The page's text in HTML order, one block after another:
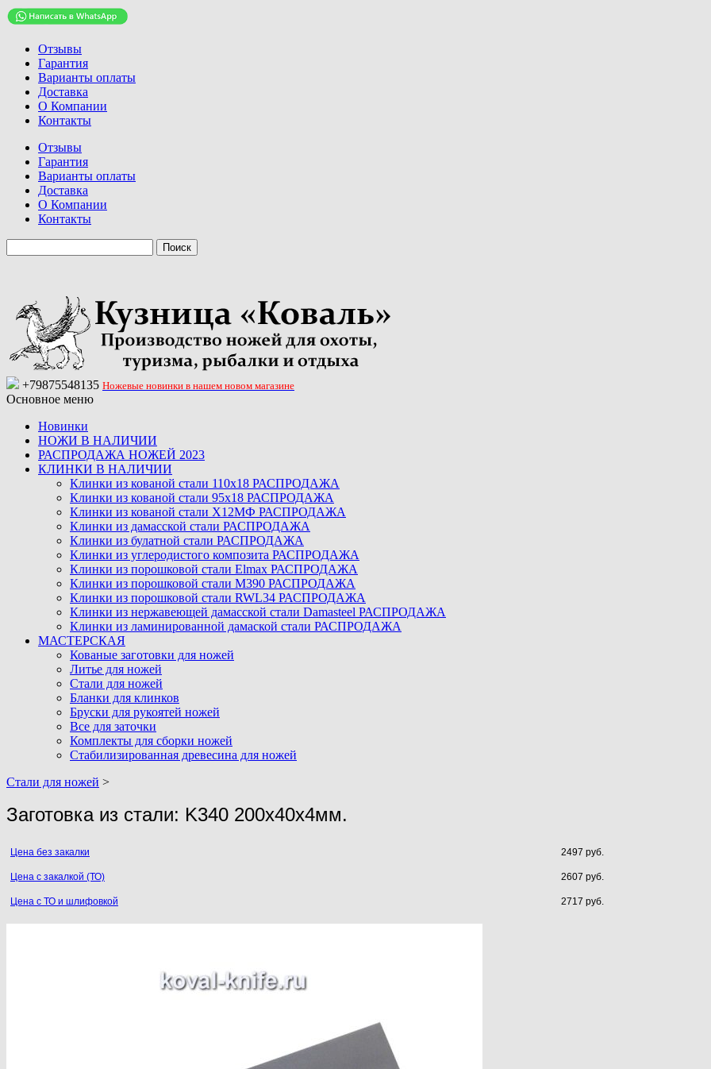
Отзывы
Гарантия
Варианты оплаты
Доставка
О Компании
Контакты
Отзывы
Гарантия
Варианты оплаты
Доставка
О Компании
Контакты
+79875548135 Ножевые новинки в нашем новом магазине
Основное меню
Новинки
НОЖИ В НАЛИЧИИ
РАСПРОДАЖА НОЖЕЙ 2023
КЛИНКИ В НАЛИЧИИ
Клинки из кованой стали 110х18 РАСПРОДАЖА
Клинки из кованой стали 95х18 РАСПРОДАЖА
Клинки из кованой стали Х12МФ РАСПРОДАЖА
Клинки из дамасской стали РАСПРОДАЖА
Клинки из булатной стали РАСПРОДАЖА
Клинки из углеродистого композита РАСПРОДАЖА
Клинки из порошковой стали Elmax РАСПРОДАЖА
Клинки из порошковой стали M390 РАСПРОДАЖА
Клинки из порошковой стали RWL34 РАСПРОДАЖА
Клинки из нержавеющей дамасской стали Damasteel РАСПРОДАЖА
Клинки из ламинированной дамаской стали РАСПРОДАЖА
МАСТЕРСКАЯ
Кованые заготовки для ножей
Литье для ножей
Стали для ножей
Бланки для клинков
Бруски для рукоятей ножей
Все для заточки
Комплекты для сборки ножей
Стабилизированная древесина для ножей
Стали для ножей >
Заготовка из стали: K340 200х40х4мм.
Цена без закалки 2497 руб.
Цена с закалкой (ТО) 2607 руб.
Цена с ТО и шлифoвкой 2717 руб.